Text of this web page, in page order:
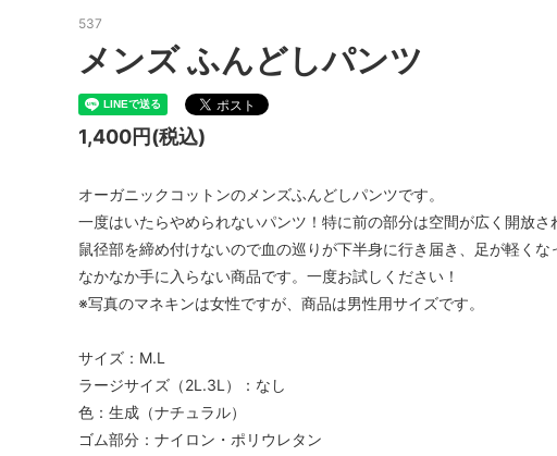
シルク 手袋
537
メンズ ふんどしパンツ
1,400円(税込)
オーガニックコットンのメンズふんどしパンツです。
一度はいたらやめられないパンツ！特に前の部分は空間が広く開放さ
鼠径部を締め付けないので血の巡りが下半身に行き届き、足が軽くな
なかなか手に入らない商品です。一度お試しください！
※写真のマネキンは女性ですが、商品は男性用サイズです。
サイズ：M.L
ラージサイズ（2L.3L）：なし
色：生成（ナチュラル）
ゴム部分：ナイロン・ポリウレタン